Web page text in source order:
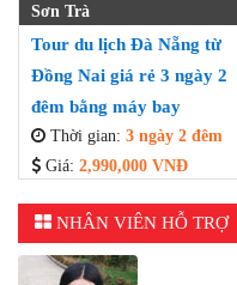
Sơn Trà
Tour du lịch Đà Nẵng từ
Đồng Nai giá rẻ 3 ngày 2
đêm bằng máy bay
Thời gian: 3 ngày 2 đêm
Giá: 2,990,000 VNĐ
NHÂN VIÊN HỖ TRỢ